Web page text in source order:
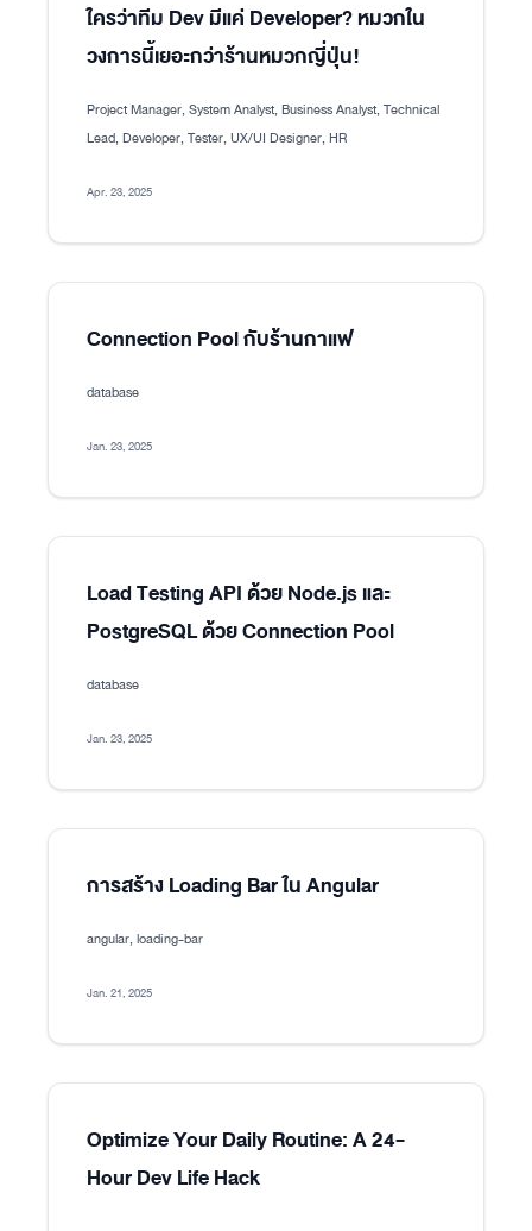
ใครว่าทีม Dev มีแค่ Developer? หมวกใน
วงการนี้เยอะกว่าร้านหมวกญี่ปุ่น!
Project Manager, System Analyst, Business Analyst, Technical
Lead, Developer, Tester, UX/UI Designer, HR
Apr. 23, 2025
Connection Pool กับร้านกาแฟ
database
Jan. 23, 2025
Load Testing API ด้วย Node.js และ
PostgreSQL ด้วย Connection Pool
database
Jan. 23, 2025
การสร้าง Loading Bar ใน Angular
angular, loading-bar
Jan. 21, 2025
Optimize Your Daily Routine: A 24-
Hour Dev Life Hack